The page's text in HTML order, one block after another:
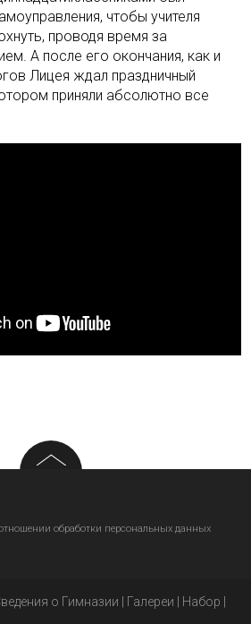
чтобы учителя
проводя время за
А после его окончания, как и
Лицея ждал праздничный
приняли абсолютно все
обработки персональных данных
о Гимназии Галереи Набор